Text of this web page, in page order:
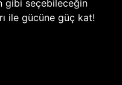
gibi seçebileceğin
ile gücüne güç kat!